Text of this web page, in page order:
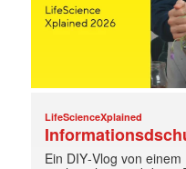
LifeScienceXplained
Ein DIY‑Vlog von